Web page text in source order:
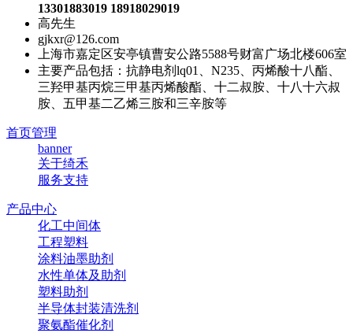
13301883019 18918029019
高先生
gjkxr@126.com
上海市嘉定区安亭镇曹安公路5588号财富广场北楼606室
主要产品包括：抗静电剂lq01、N235、丙烯酸十八酯、
三羟甲基丙烷三甲基丙烯酸酯、十二叔胺、十八十六叔
胺、五甲基二乙烯三胺和三辛胺等
首页管理
banner
关于绮禾
服务支持
产品中心
化工中间体
工程塑料
涂料油墨助剂
水性单体及助剂
塑料助剂
半导体封装清洗剂
聚氨酯催化剂